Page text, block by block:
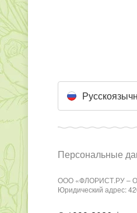
Русскоязычный сайт
Персональные
ООО «ФЛОРИСТ.РУ –
Юридический адрес: